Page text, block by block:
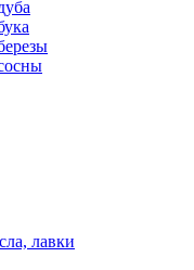
лавки